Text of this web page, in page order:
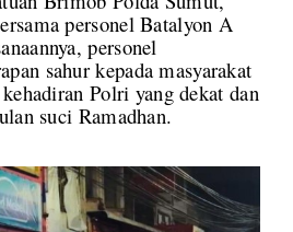
personel Batalyon A
personel
sahur kepada masyarakat
Polri yang dekat dan
suci Ramadhan.